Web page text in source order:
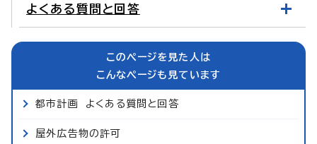
よくある質問と回答
このページを見た人は
こんなページも見ています
都市計画 よくある質問と回答
屋外広告物の許可